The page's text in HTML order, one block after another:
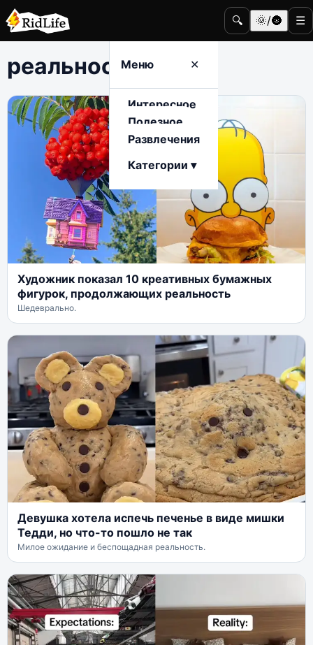
🔍 🌞/🌚 ☰
Меню ✕
Интересное
Полезное
Развлечения
Категории ▾
реальность
Художник показал 10 креативных бумажных
фигурок, продолжающих реальность
Шедеврально.
Девушка хотела испечь печенье в виде мишки
Тедди, но что-то пошло не так
Милое ожидание и беспощадная реальность.